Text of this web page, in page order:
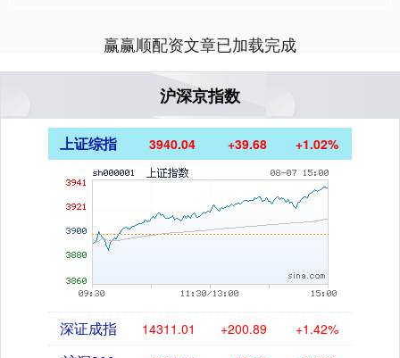
赢赢顺配资文章已加载完成
沪深京指数
上证综指 3940.04 +39.68 +1.02%
深证成指 14311.01 +200.89 +1.42%